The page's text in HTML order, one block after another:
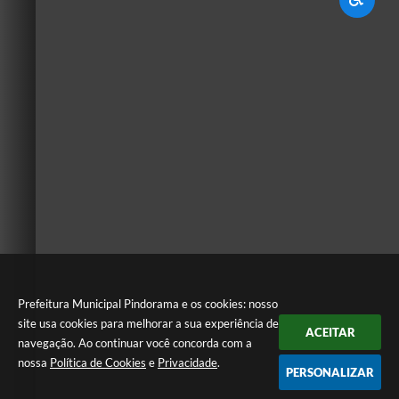
Prefeitura Municipal Pindorama e os cookies: nosso
site usa cookies para melhorar a sua experiência de
navegação. Ao continuar você concorda com a
nossa Política de Cookies e Privacidade.
ACEITAR
PERSONALIZAR